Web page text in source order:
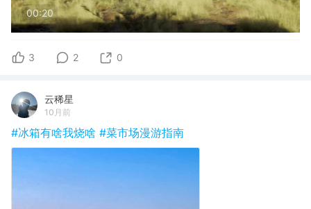
00:20
3 2 0
云稀星
10月前
#冰箱有啥我烧啥 #菜市场漫游指南